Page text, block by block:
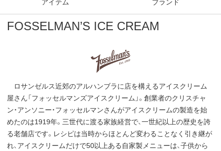
アイテム ブランド
FOSSELMAN’S ICE CREAM
ロサンゼルス近郊のアルハンブラに店を構えるアイスクリーム
屋さん「フォッセルマンズアイスクリーム」。創業者のクリスチャ
ン・アンソニー・フォッセルマンさんがアイスクリームの製造を始
めたのは1919年。三世代に渡る家族経営で、一世紀以上の歴史を誇
る老舗店です。レシピは当時からほとんど変わることなく引き継が
れ、アイスクリームだけで50以上ある自家製メニューは、子供から